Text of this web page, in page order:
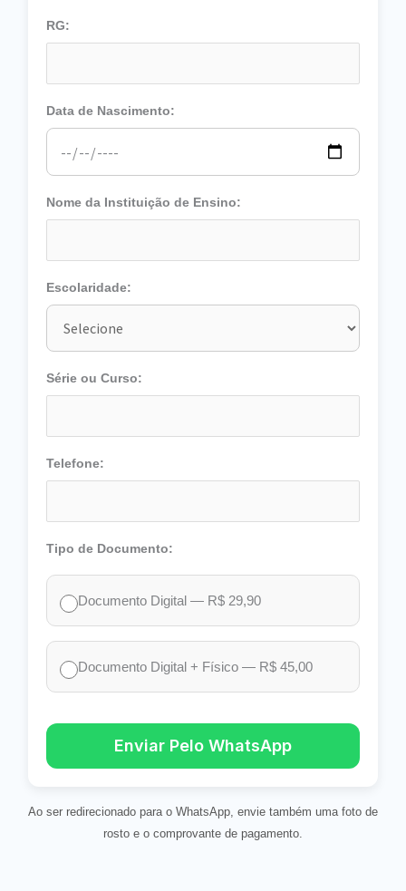
RG:
Data de Nascimento:
Nome da Instituição de Ensino:
Escolaridade:
Série ou Curso:
Telefone:
Tipo de Documento:
Documento Digital — R$ 29,90
Documento Digital + Físico — R$ 45,00
Enviar Pelo WhatsApp
Ao ser redirecionado para o WhatsApp, envie também uma foto de
rosto e o comprovante de pagamento.